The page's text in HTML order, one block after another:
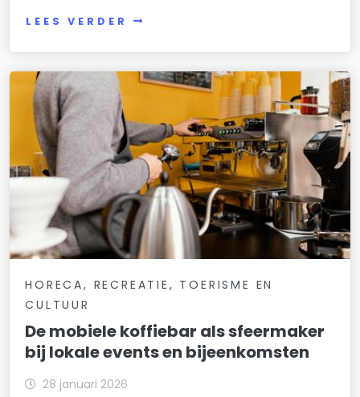
LEES VERDER
HORECA, RECREATIE, TOERISME EN
CULTUUR
De mobiele koffiebar als sfeermaker
bij lokale events en bijeenkomsten
28 januari 2026